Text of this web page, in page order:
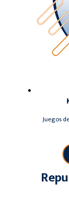
Juegos